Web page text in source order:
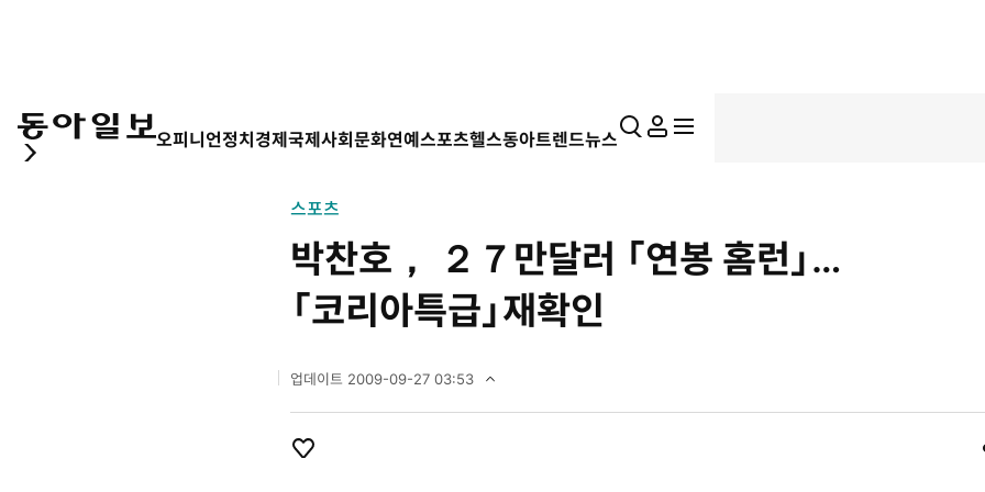
오피니언정치경제국제사회문화연예스포츠헬스동아트렌드뉴스 통 마
지
전
펼
치
스포츠
박찬호， ２７만달러 「연봉 홈런」…
「코리아특급」재확인
업데이트 2009-09-27 03:53
0